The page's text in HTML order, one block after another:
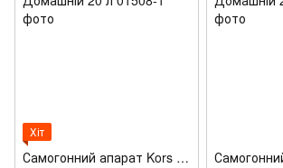
Хіт
Самогонний апарат Kors Домашній 20 л